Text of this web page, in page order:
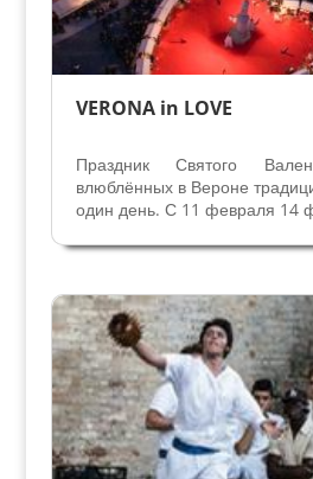
VERONA in LOVE
Праздник Святого
влюблённых в Вероне
один день. С 11 февраля 14
Италии и разных
традиционных продуктов,...
Праздники и легенды
Традиции